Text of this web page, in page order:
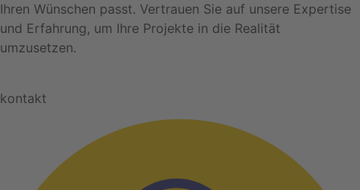
Ihren Wünschen passt. Vertrauen Sie auf unsere Expertise
und Erfahrung, um Ihre Projekte in die Realität
umzusetzen.
kontakt